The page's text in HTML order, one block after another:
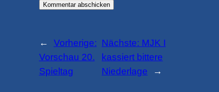
←
Vorherige:
Vorschau 20.
Spieltag
Nächste: MJK I
kassiert bittere
Niederlage
→